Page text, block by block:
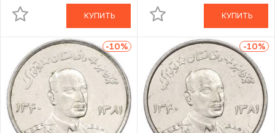
КУПИТЬ КУПИТЬ
-10% -10%